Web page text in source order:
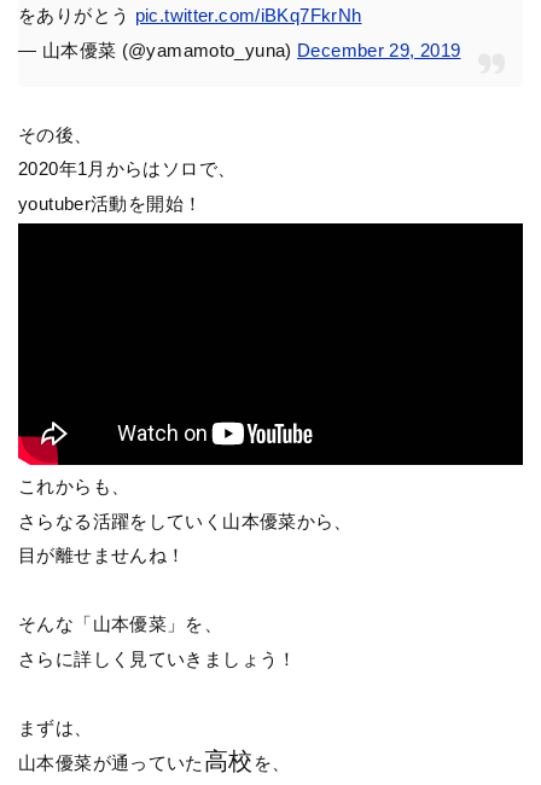
をありがとう pic.twitter.com/iBKq7FkrNh
— 山本優菜 (@yamamoto_yuna) December 29, 2019
その後、
2020年1月からはソロで、
youtuber活動を開始！
これからも、
さらなる活躍をしていく山本優菜から、
目が離せませんね！
そんな「山本優菜」を、
さらに詳しく見ていきましょう！
まずは、
山本優菜が通っていた 高校 を、